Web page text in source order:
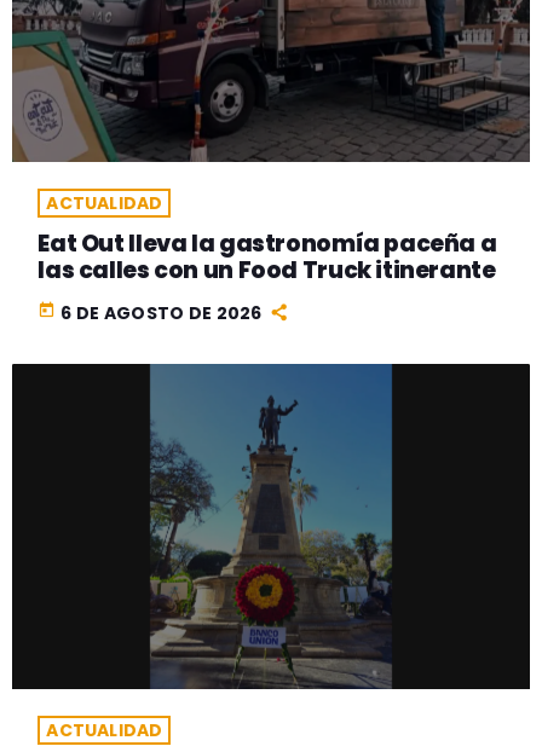
ACTUALIDAD
Eat Out lleva la gastronomía paceña a
las calles con un Food Truck itinerante
today 6 DE AGOSTO DE 2026
ACTUALIDAD